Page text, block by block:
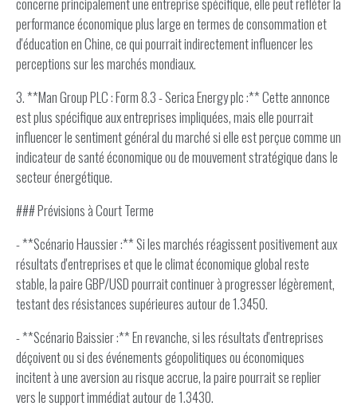
performance économique plus large en termes de consommation et
d'éducation en Chine, ce qui pourrait indirectement influencer les
perceptions sur les marchés mondiaux.
3. **Man Group PLC : Form 8.3 - Serica Energy plc :** Cette annonce
est plus spécifique aux entreprises impliquées, mais elle pourrait
influencer le sentiment général du marché si elle est perçue comme un
indicateur de santé économique ou de mouvement stratégique dans le
secteur énergétique.
### Prévisions à Court Terme
- **Scénario Haussier :** Si les marchés réagissent positivement aux
résultats d'entreprises et que le climat économique global reste
stable, la paire GBP/USD pourrait continuer à progresser légèrement,
testant des résistances supérieures autour de 1.3450.
- **Scénario Baissier :** En revanche, si les résultats d'entreprises
déçoivent ou si des événements géopolitiques ou économiques
incitent à une aversion au risque accrue, la paire pourrait se replier
vers le support immédiat autour de 1.3430.